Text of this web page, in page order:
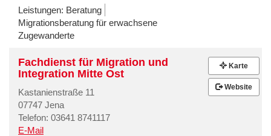
Leistungen: Beratung
Migrationsberatung für erwachsene
Zugewanderte
Fachdienst für Migration und
Integration Mitte Ost
Kastanienstraße 11
07747 Jena
Telefon: 03641 8741117
E-Mail
Karte
Website